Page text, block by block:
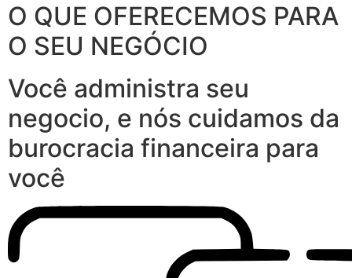
O QUE OFERECEMOS PARA
O SEU NEGÓCIO
Você administra seu
negocio, e nós cuidamos da
burocracia financeira para
você